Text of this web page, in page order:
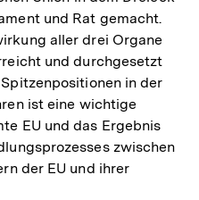
und Rat gemacht.
aller drei Organe
und durchgesetzt
in der
ist eine wichtige
EU und das Ergebnis
zwischen
der EU und ihrer